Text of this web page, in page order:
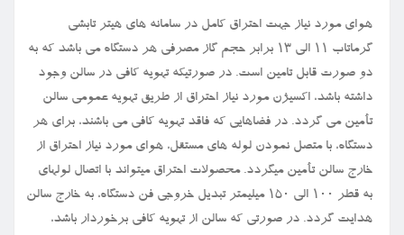
هوای مورد نیاز جهت احتراق کامل در سامانه های هیتر تابشی
گرماتاب ۱۱ الی ۱۳ برابر حجم گاز مصرفی هر دستگاه می باشد که به
دو صورت قابل تامین است. در صورتیکه تهویه کافی در سالن وجود
داشته باشد، اکسیژن مورد نیاز احتراق از طریق تهویه عمومی سالن
تأمین می گردد. در فضاهایی که فاقد تهویه کافی می باشند، برای هر
دستگاه، با متصل نمودن لوله های مستقل، هوای مورد نیاز احتراق از
خارج سالن تأمین میگردد. محصولات احتراق میتواند با اتصال لولهای
به قطر ۱۰۰ الی ۱۵۰ میلیمتر تبدیل خروجی فن دستگاه، به خارج سالن
هدایت گردد. در صورتی که سالن از تهویه کافی برخوردار باشد،